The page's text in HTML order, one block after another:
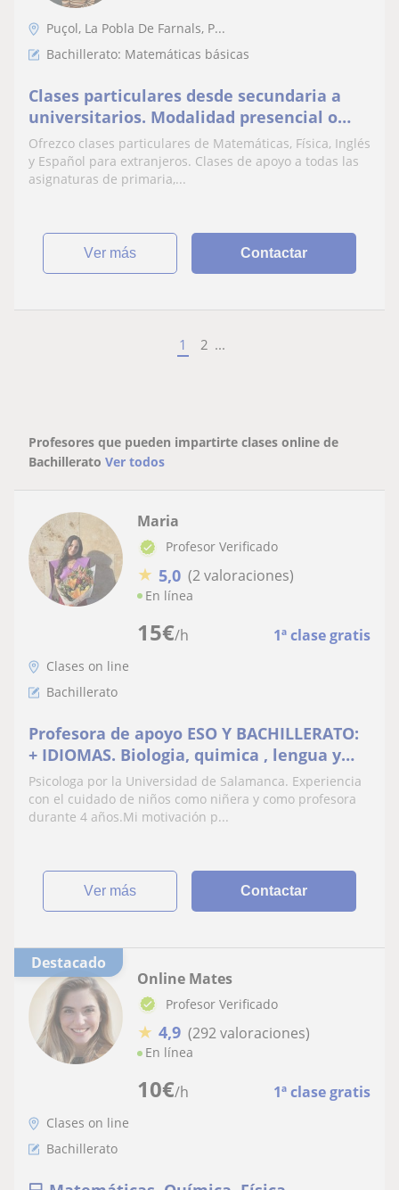
Puçol, La Pobla De Farnals, P...
Bachillerato: Matemáticas básicas
Clases particulares desde secundaria a
universitarios. Modalidad presencial o
online, disponibilidad mañanas
Ofrezco clases particulares de Matemáticas, Física, Inglés
y Español para extranjeros. Clases de apoyo a todas las
asignaturas de primaria,...
ver más Contactar
1 2 ...
Profesores que pueden impartirte clases online de
Bachillerato Ver todos
15€/h 1ª clase gratis
Maria
Profesor Verificado
★ 5,0 (2 valoraciones)
En línea
Clases on line
Bachillerato
Profesora de apoyo ESO Y BACHILLERATO:
+ IDIOMAS. Biologia, quimica , lengua y
literatura , geografía, historia,
matemáticas, ingles y francés
Psicologa por la Universidad de Salamanca. Experiencia
con el cuidado de niños como niñera y como profesora
durante 4 años.Mi motivación p...
ver más Contactar
Destacado
10€/h 1ª clase gratis
Online Mates
Profesor Verificado
★ 4,9 (292 valoraciones)
En línea
Clases on line
Bachillerato